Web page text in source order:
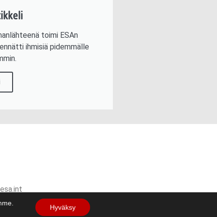
toimi ESAn
ihmisiä pidemmälle
Hyväksy